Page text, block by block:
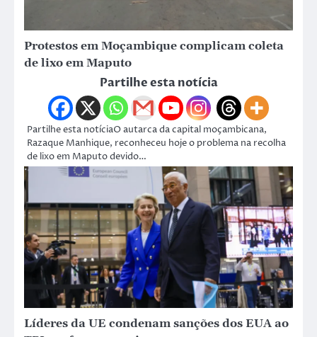
Protestos em Moçambique complicam coleta
de lixo em Maputo
Partilhe esta notícia
Partilhe esta notíciaO autarca da capital moçambicana,
Razaque Manhique, reconheceu hoje o problema na recolha
de lixo em Maputo devido…
Líderes da UE condenam sanções dos EUA ao